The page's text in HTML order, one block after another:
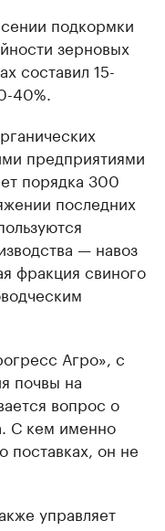
подкормки
зерновых
составил 15-
40%.
предприятиями
порядка 300
последних
— навоз
фракция свиного
Агро», с
почвы на
вопрос о
С кем именно
поставках, он не
управляет